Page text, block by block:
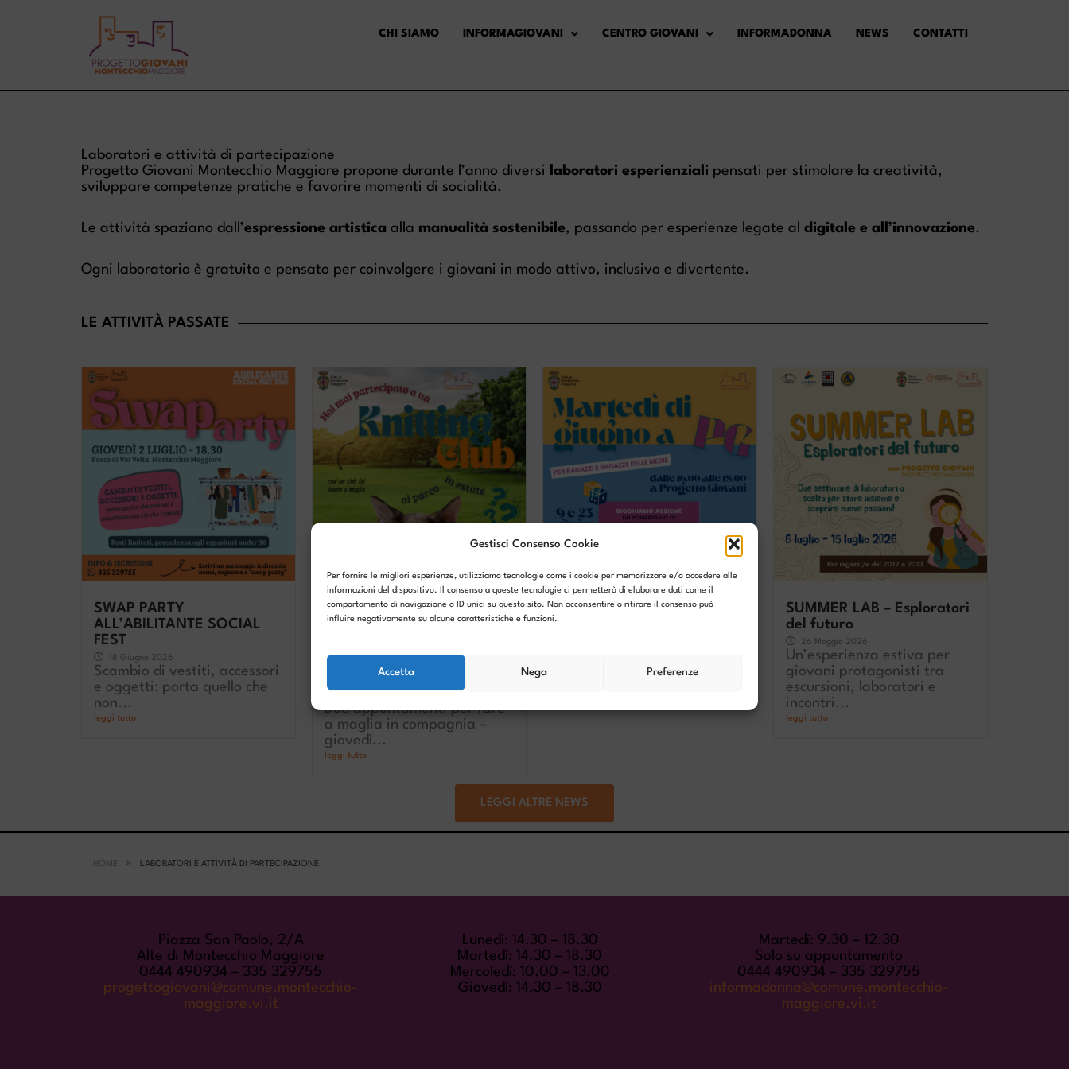
Gestisci Consenso Cookie
Per fornire le migliori esperienze, utilizziamo tecnologie come i cookie per memorizzare e/o accedere alle
informazioni del dispositivo. Il consenso a queste tecnologie ci permetterà di elaborare dati come il
comportamento di navigazione o ID unici su questo sito. Non acconsentire o ritirare il consenso può
influire negativamente su alcune caratteristiche e funzioni.
Accetta Nega Preferenze
CHI SIAMO INFORMAGIOVANI CENTRO GIOVANI INFORMADONNA NEWS CONTATTI
Laboratori e attività di partecipazione
Progetto Giovani Montecchio Maggiore propone durante l’anno diversi
laboratori esperienziali pensati per stimolare la creatività,
sviluppare competenze pratiche e favorire momenti di socialità.
Le attività spaziano dall’espressione artistica alla manualità sostenibile, passando per esperienze legate al digitale e all’innovazione.
Ogni laboratorio è gratuito e pensato per coinvolgere i giovani in modo attivo, inclusivo e divertente.
LE ATTIVITÀ PASSATE
SWAP PARTY
ALL’ABILITANTE SOCIAL
FEST
18 Giugno 2026
Scambio di vestiti, accessori
e oggetti: porta quello che
non...
leggi tutto
Hai mai partecipato a un
Knitting Club al parco?
Due appuntamenti per fare
a maglia in compagnia –
giovedì...
leggi tutto
Martedì di giugno a PG
Montecchio Maggiore...
SUMMER LAB – Esploratori
del futuro
26 Maggio 2026
Un’esperienza estiva per
giovani protagonisti tra
escursioni, laboratori e
incontri...
leggi tutto
LEGGI ALTRE NEWS
HOME LABORATORI E ATTIVITÀ DI PARTECIPAZIONE
Piazza San Paolo, 2/A
Alte di Montecchio Maggiore
0444 490934 – 335 329755
progettogiovani@comune.montecchio-
maggiore.vi.it
Lunedì: 14.30 – 18.30
Martedì: 14.30 – 18.30
Mercoledì: 10.00 – 13.00
Giovedì: 14.30 – 18.30
Martedì: 9.30 – 12.30
Solo su appuntamento
0444 490934 – 335 329755
informadonna@comune.montecchio-
maggiore.vi.it